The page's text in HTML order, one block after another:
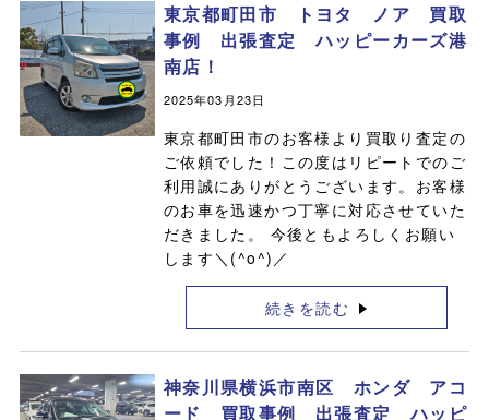
東京都町田市 トヨタ ノア 買取
事例 出張査定 ハッピーカーズ港
南店！
2025年03月23日
東京都町田市のお客様より買取り査定の
ご依頼でした！この度はリピートでのご
利用誠にありがとうございます。お客様
のお車を迅速かつ丁寧に対応させていた
だきました。 今後ともよろしくお願い
します＼(^o^)／
続きを読む
神奈川県横浜市南区 ホンダ アコ
ード 買取事例 出張査定 ハッピ